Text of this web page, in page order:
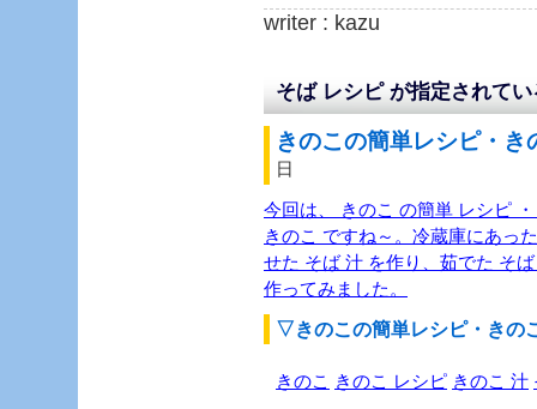
writer : kazu
そば レシピ が指定されて
きのこの簡単レシピ・
日
今回は、 きのこ の簡単 レシピ
きのこ ですね～。冷蔵庫にあっ
せた そば 汁 を作り、茹でた そ
作ってみました。
▽きのこの簡単レシピ・きの
きのこ きのこ レシピ きのこ 汁